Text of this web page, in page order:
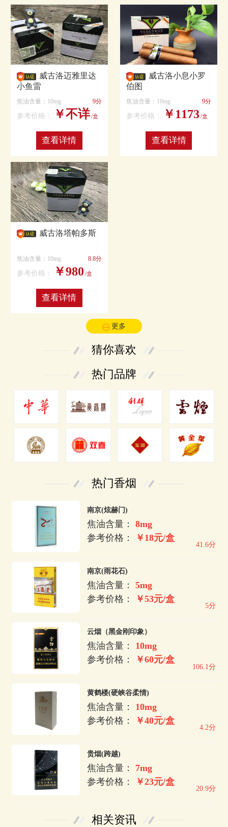
威古洛迈雅里达
小鱼雷
焦油含量：10mg 9分
参考价格： ￥不详/盒
查看详情
威古洛小息小罗
伯图
焦油含量：10mg 9分
参考价格： ￥1173/盒
查看详情
威古洛塔帕多斯
焦油含量：10mg 8.8分
参考价格： ￥980 /盒
查看详情
更多
猜你喜欢
热门品牌
热门香烟
南京(炫赫门)
焦油含量：8mg
参考价格：
￥18元/盒
41.6分
南京(雨花石)
焦油含量：5mg
参考价格：
￥53元/盒
5分
云烟（黑金刚印象）
焦油含量： 10mg
参考价格：
￥60元/盒
106.1分
黄鹤楼(硬峡谷柔情)
焦油含量： 10mg
参考价格：
￥40元/盒
4.2分
贵烟(跨越)
焦油含量： 7mg
参考价格：
￥23元/盒
20.9分
相关资讯